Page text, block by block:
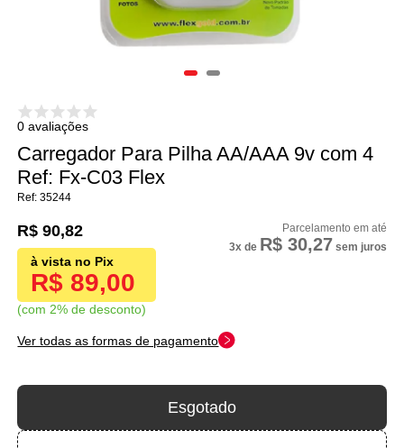
0 avaliações
Carregador Para Pilha AA/AAA 9v com 4
Ref: Fx-C03 Flex
35244
R$ 89,00
com 2% de desconto
R$ 90,82
3x de R$ 30,27 sem juros
Ver todas as formas de pagamento
Esgotado